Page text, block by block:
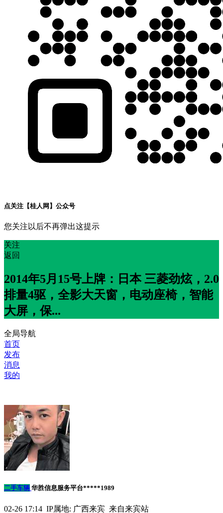
点关注【桂人网】公众号
您关注以后不再弹出这提示
关注
返回
2014年5月15号上牌：日本 三菱劲炫，2.0
排量4驱，全影大天窗，电动座椅，智能
大屏，保...
全局导航
首页
发布
消息
我的
二手车辆 华胜信息服务平台*****1989
02-26 17:14 IP属地: 广西来宾 来自来宾站